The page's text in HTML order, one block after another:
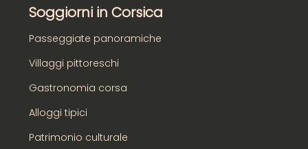
Soggiorni in Corsica
Passeggiate panoramiche
Villaggi pittoreschi
Gastronomia corsa
Alloggi tipici
Patrimonio culturale